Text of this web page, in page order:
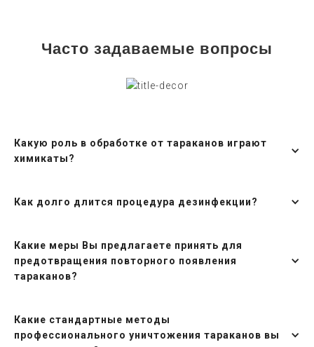
Часто задаваемые вопросы
Какую роль в обработке от тараканов играют
химикаты?
Как долго длится процедура дезинфекции?
Какие меры Вы предлагаете принять для
предотвращения повторного появления
тараканов?
Какие стандартные методы
профессионального уничтожения тараканов вы